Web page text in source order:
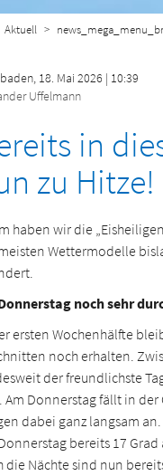
Aktuell
18. Mai 2026 | 10:39
Uffelmann
in
zu Hitze!
haben wir die
Wettermodelle
noch sehr
ersten Wochenhälfte
noch erhalten.
der freundlichste
Am Donnerstag fällt in
dabei ganz langsam
bereits 17
die Nächte sind nun